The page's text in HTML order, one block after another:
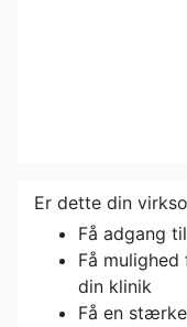
Er dette din
Få adgang
Få
din klinik
Få en